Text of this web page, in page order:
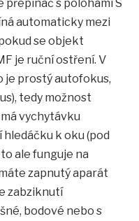
přepínač s polohami S
automaticky mezi
se objekt
je ruční ostření. V
je prostý autofokus,
tedy možnost
vychytávku
k oku (pod
ale funguje na
zapnutý aparát
zabziknutí
bodové nebo s